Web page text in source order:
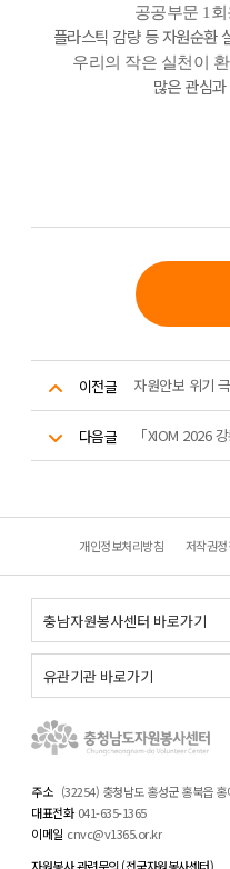
공공부문 1
플라스틱 감량 등 자원순환
우리의 작은 실천이
많은 관심
이전글
다음글
개인정보처리방침 저작권
주소 (32254) 충청남도 홍성군 홍북읍
대표전화 041-635-1365
이메일 cnvc@v1365.or.kr